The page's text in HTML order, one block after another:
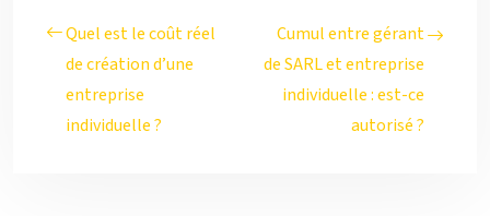
Quel est le coût réel
de création d’une
entreprise
individuelle ?
Cumul entre gérant
de SARL et entreprise
individuelle : est-ce
autorisé ?